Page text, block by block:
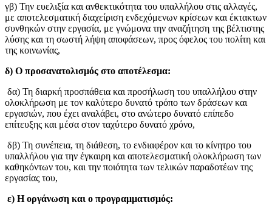
γβ) Την ευελιξία και ανθεκτικότητα του υπαλλήλου στις αλλαγές,
με αποτελεσματική διαχείριση ενδεχόμενων κρίσεων και έκτακτων
συνθηκών στην εργασία, με γνώμονα την αναζήτηση της βέλτιστης
λύσης και τη σωστή λήψη αποφάσεων, προς όφελος του πολίτη και
της κοινωνίας,
δ) Ο προσανατολισμός στο αποτέλεσμα:
δα) Τη διαρκή προσπάθεια και προσήλωση του υπαλλήλου στην
ολοκλήρωση με τον καλύτερο δυνατό τρόπο των δράσεων και
εργασιών, που έχει αναλάβει, στο ανώτερο δυνατό επίπεδο
επίτευξης και μέσα στον ταχύτερο δυνατό χρόνο,
δβ) Τη συνέπεια, τη διάθεση, το ενδιαφέρον και το κίνητρο του
υπαλλήλου για την έγκαιρη και αποτελεσματική ολοκλήρωση των
καθηκόντων του, και την ποιότητα των τελικών παραδοτέων της
εργασίας του,
ε) Η οργάνωση και ο προγραμματισμός: